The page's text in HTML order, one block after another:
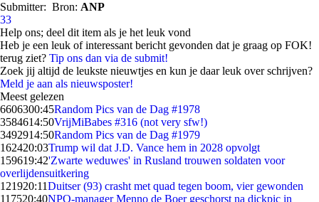
Submitter: Bron: ANP
33
Help ons; deel dit item als je het leuk vond
Heb je een leuk of interessant bericht gevonden dat je graag op FOK!
terug ziet? Tip ons dan via de submit!
Zoek jij altijd de leukste nieuwtjes en kun je daar leuk over schrijven?
Meld je aan als nieuwsposter!
Meest gelezen
6606300:45Random Pics van de Dag #1978
3584614:50VrijMiBabes #316 (not very sfw!)
3492914:50Random Pics van de Dag #1979
162420:03Trump wil dat J.D. Vance hem in 2028 opvolgt
159619:42'Zwarte weduwes' in Rusland trouwen soldaten voor
overlijdensuitkering
121920:11Duitser (93) crasht met quad tegen boom, vier gewonden
117520:40NPO-manager Menno de Boer geschorst na dickpic in